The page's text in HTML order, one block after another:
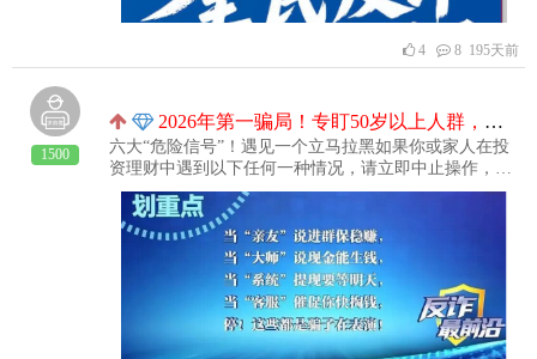
4 8 195天前
1500
2026年第一骗局！专盯50岁以上人群，有人已倾家荡产…
六大“危险信号”！遇见一个立马拉黑如果你或家人在投
资理财中遇到以下任何一种情况，请立即中止操作，并
报警！1：要求缴纳“解冻费”、“手续费”等2：引导向个
人私人账户转账3： 前期给予“小额返利”诱饵4： 鼓吹
有“内幕消息”、“稳赚不赔”5：诱导进行“线下交易”6：
要求开启“屏幕共享”功能（此举会泄露你所有手机操作
信息和密码！）